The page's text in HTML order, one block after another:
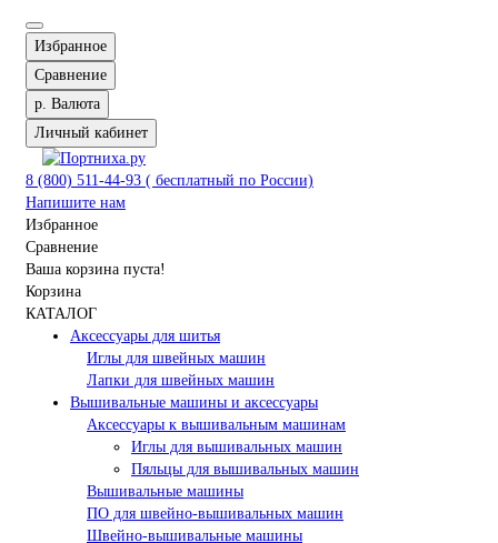
Избранное
Сравнение
р. Валюта
Личный кабинет
8 (800) 511-44-93 ( бесплатный по России)
Напишите нам
Избранное
Сравнение
Ваша корзина пуста!
Корзина
КАТАЛОГ
Аксессуары для шитья
Иглы для швейных машин
Лапки для швейных машин
Вышивальные машины и аксессуары
Аксессуары к вышивальным машинам
Иглы для вышивальных машин
Пяльцы для вышивальных машин
Вышивальные машины
ПО для швейно-вышивальных машин
Швейно-вышивальные машины